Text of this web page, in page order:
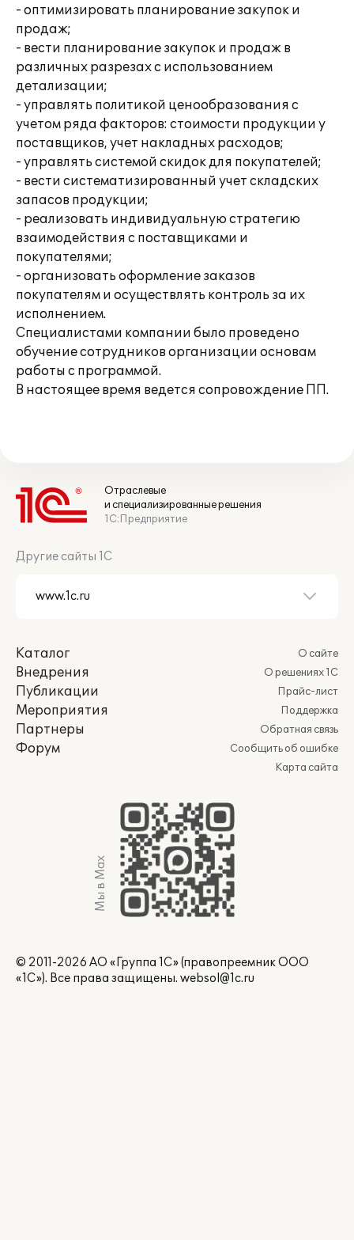
- оптимизировать планирование закупок и
продаж;
- вести планирование закупок и продаж в
различных разрезах с использованием
детализации;
- управлять политикой ценообразования с
учетом ряда факторов: стоимости продукции у
поставщиков, учет накладных расходов;
- управлять системой скидок для покупателей;
- вести систематизированный учет складских
запасов продукции;
- реализовать индивидуальную стратегию
взаимодействия с поставщиками и
покупателями;
- организовать оформление заказов
покупателям и осуществлять контроль за их
исполнением.
Специалистами компании было проведено
обучение сотрудников организации основам
работы с программой.
В настоящее время ведется сопровождение ПП.
Отраслевые
и специализированные решения
1С:Предприятие
Другие сайты 1С
Каталог
Внедрения
Публикации
Мероприятия
Партнеры
Форум
О сайте
О решениях 1С
Прайс-лист
Поддержка
Обратная связь
Сообщить об ошибке
Карта сайта
Мы в Max
© 2011-2026 АО «Группа 1С» (правопреемник ООО
«1С»). Все права защищены. websol@1c.ru